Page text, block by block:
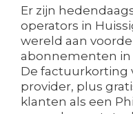
Er zijn
operators in
wereld aan
abonnementen in
De factuurkorting
provider, plus
klanten als een